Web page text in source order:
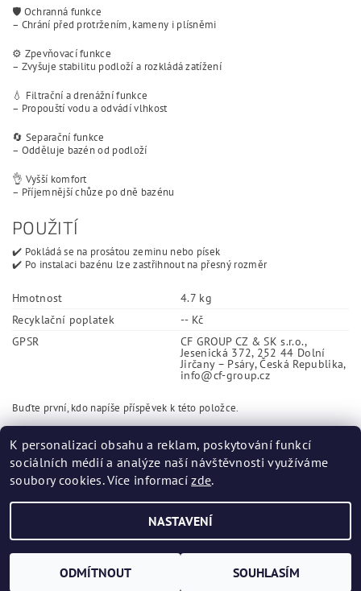
🛡️ Ochranná funkce
– Chrání před protržením, kameny i plísněmi
⚙️ Zpevňovací funkce
– Zvyšuje stabilitu podloží a rozkládá zatížení
💧 Filtrační a drenážní funkce
– Propouští vodu a odvádí vlhkost
🔄 Separační funkce
– Odděluje bazén od podloží
👌 Vyšší komfort
– Příjemnější chůze po dně bazénu
POUŽITÍ
✔️ Pokládá se na prosátou zeminu nebo písek
✔️ Po instalaci bazénu lze zastřihnout na přesný rozměr
Hmotnost
4.7 kg
Recyklační poplatek
-- Kč
GPSR
CF GROUP CZ & SK s.r.o.,
Jesenická 372, 252 44 Dolní
Jirčany – Psáry, Česká Republika,
info@cf-group.cz
Buďte první, kdo napíše příspěvek k této položce.
Přidat komentář
2026 ©bazenovehadice.cz, všechna práva vyhrazenaUpravit nastavení cookies
K personalizaci obsahu a reklam, poskytování funkcí
sociálních médií a analýze naší návštěvnosti využíváme
soubory cookies. Více informacízde.
NASTAVENÍ
ODMÍTNOUT SOUHLASÍM